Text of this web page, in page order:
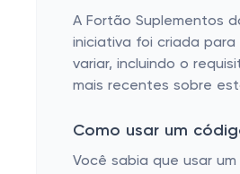
A Fortão Suplementos
iniciativa foi criada
variar, incluindo o
mais recentes sobre
Como usar um
Você sabia que usar